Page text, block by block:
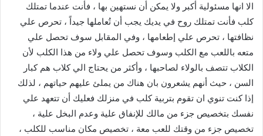
الا انها مسئولية أكبر ولا يمكن أن نستهين بها ، فأنت عندما تمتلك
كلب فأنت تمتلك روح في يديك يجب أن تُعاملها جيداً ، تحرص علي
نظافتها ، تحرص علي إطعامها ، وفي المقابل سوف تحصل علي
متعه باللعب مع الكلب وسوف تحصل علي ولاء من هذا الكلب لأن
الكلاب تتصف بالولاء لصاحبها ، وأكثر من يحتاج الي كلاب هم كبار
السن ، حيث أنهم يشعرون بان هناك من يملئ عليهم حياتهم ، لذلك
إذا كنت تنوي ان تقوم بتربية كلب في منزلك فعليك أن تتعهد علي
نفسك بتخصيص جزء من مالك للإنفاق علية وعدم البخل علية ،
تخصيص جزء من وقتك للعب معة ، تخصيص مكان مناسب للكلب ،